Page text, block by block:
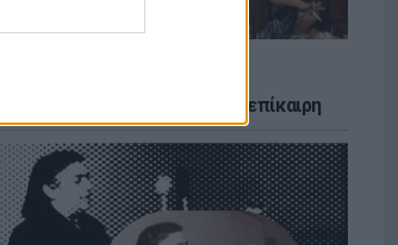
νεοπλουτισμό και παραμένει επίκαιρη